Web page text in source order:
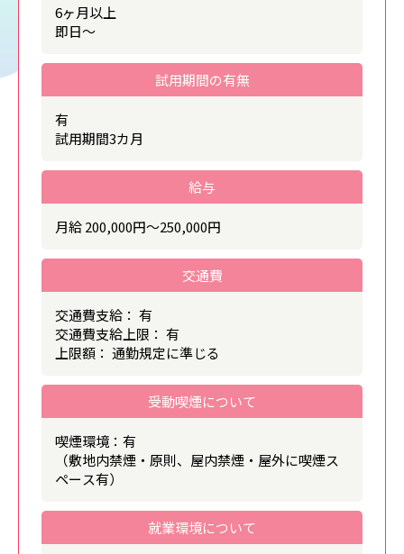
6ヶ月以上
即日～
試用期間の有無
有
試用期間3カ月
給与
月給 200,000円～250,000円
交通費
交通費支給： 有
交通費支給上限： 有
上限額： 通勤規定に準じる
受動喫煙について
（敷地内禁煙・原則、屋内禁煙・屋外に喫煙ス
ペース有）
就業環境について